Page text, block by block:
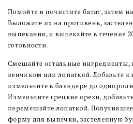
Помойте и почистите батат, затем
Выложите их на противень,
выпекания, и выпекайте в течение
готовности.
Смешайте остальные ингредиенты,
венчиком или лопаткой. Добавьте к
измельчите в блендере до
Измельчите грецкие орехи,
перемешайте лопаткой.
форму для выпечки, застеленную